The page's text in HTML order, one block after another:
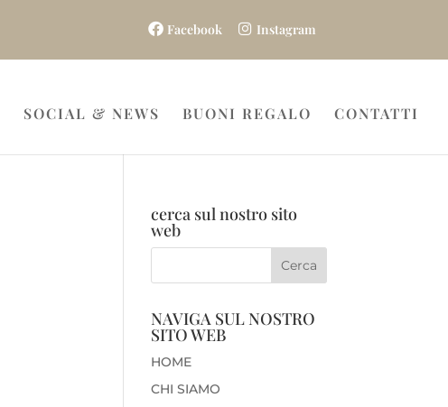
Facebook Instagram
SOCIAL & NEWS BUONI REGALO CONTATTI
cerca sul nostro sito
web
NAVIGA SUL NOSTRO
SITO WEB
HOME
CHI SIAMO